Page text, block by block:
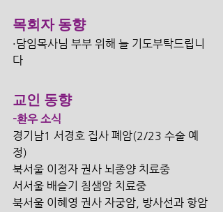
목회자 동향
·담임목사님 부부 위해 늘 기도부탁드립니
다
교인 동향
-환우 소식
경기남1 서경호 집사 폐암(2/23 수술 예
정)
북서울 이정자 권사 뇌종양 치료중
서서울 배슬기 침샘암 치료중
북서울 이혜영 권사 자궁암, 방사선과 항암